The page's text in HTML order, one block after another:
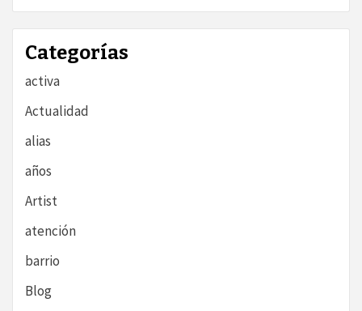
Categorías
activa
Actualidad
alias
años
Artist
atención
barrio
Blog